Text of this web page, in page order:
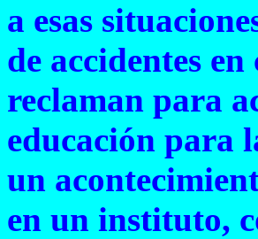
a esas
de accidentes
reclaman para
educación para
un
en un instituto,